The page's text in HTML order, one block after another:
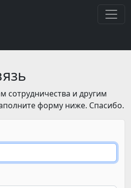
сотрудничества и другим
форму ниже. Спасибо.